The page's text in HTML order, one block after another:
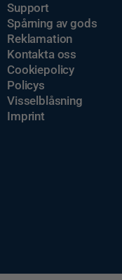
Support
Spårning av gods
Reklamation
Kontakta oss
Cookiepolicy
Policys
Visselblåsning
Imprint